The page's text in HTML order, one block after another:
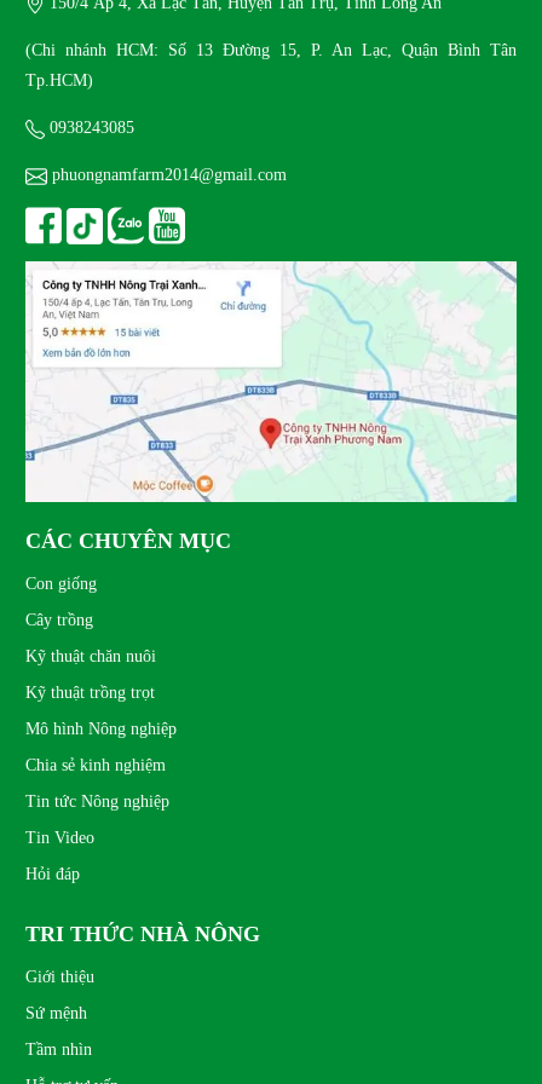
Mua thỏ kiểng ở đâu uy tín?
MON 02, 2026
Giá trị dinh dưỡng của trứng chim trĩ
(Chi nhánh HCM: Số 13 Đường 15, P. An Lạc, Quận Bình Tân
Tp.HCM)
0938243085
phuongnamfarm2014@gmail.com
CÁC CHUYÊN MỤC
Con giống
Cây trồng
Kỹ thuật chăn nuôi
Kỹ thuật trồng trọt
Mô hình Nông nghiệp
Chia sẻ kinh nghiệm
Tin tức Nông nghiệp
Tin Video
Hỏi đáp
TRI THỨC NHÀ NÔNG
Giới thiệu
Sứ mệnh
Tầm nhìn